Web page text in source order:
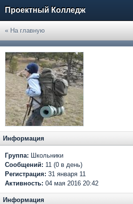
Проектный Колледж
« На главную
Информация
Группа: Школьники
Сообщений: 11 (0 в день)
Регистрация: 31 января 11
Активность: 04 мая 2016 20:42
Информация